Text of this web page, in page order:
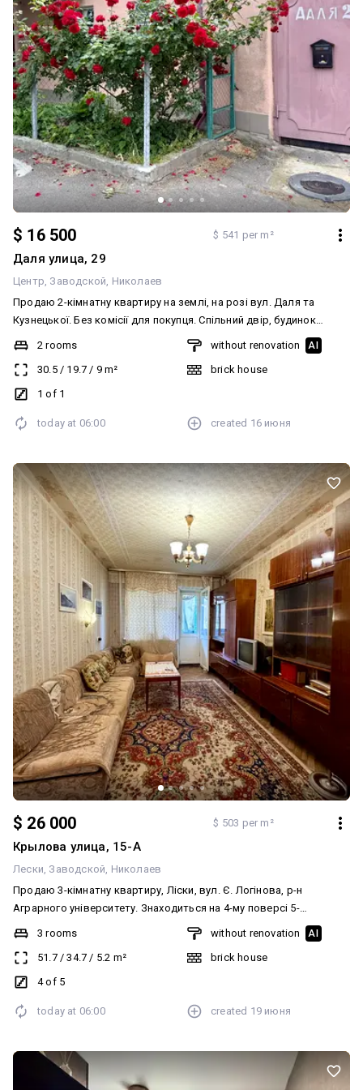
$ 16 500 $ 541 per m²
Даля улица, 29
Центр Заводской Николаев
Продаю 2-кімнатну квартиру на землі, на розі вул. Даля та
Кузнецької. Без комісії для покупця. Спільний двір, будинок
утеплений, автономне газове опалення, кімнати прохідні,
санвузол суміжний. Загальна площа 30.5 м. кв, центральний
водопровід та каналізація, гарні сусіди. Чекаю на Ваші дзвінки.
2 rooms
30.5/ 19.7 / 9m²
1 of 1
without renovation AI
brick house
today at 06:00 created 16 июня
$ 26 000 $ 503 per m²
Крылова улица, 15-А
Лески Заводской Николаев
Продаю 3-кімнатну квартиру, Ліски, вул. Є. Логінова, р-н
Аграрного університету. Знаходиться на 4-му поверсі 5-
поверхового цегляного будинку, кутова. Загальна площа - 51,7 м.
кв., дві роздільні кімнати + одна прохідна. Центральне опалення,
роздільний санвузол, житловий стан. Чекаю на Ваші дзвінки.
3 rooms
51.7/34.7 / 5.2 m²
4 of 5
without renovation AI
brick house
today at 06:00 created 19 июня